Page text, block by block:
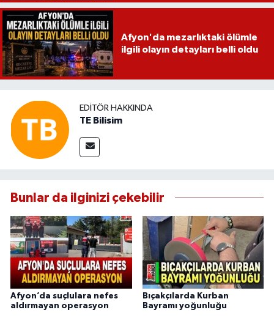
Afyon'da mezarlıktaki ölümle
ilgili olayın detayları belli oldu
EDITÖR HAKKINDA
TE Bilisim
Bunlar da ilginizi çekebilir
Afyon’da suçlulara nefes
aldırmayan operasyon
Bıçakçılarda Kurban
Bayramı yoğunluğu